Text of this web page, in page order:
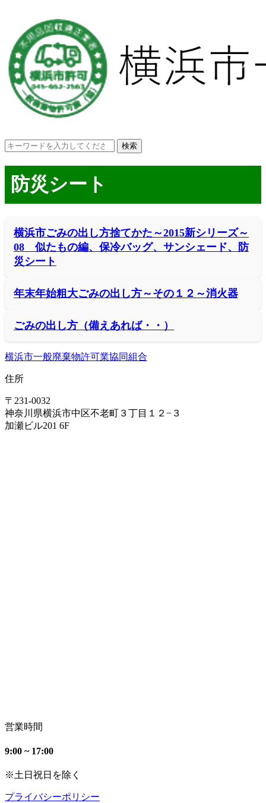
防災シート
横浜市ごみの出し方捨てかた～2015新シリーズ～
08 似たもの編、保冷バッグ、サンシェード、防
災シート
年末年始粗大ごみの出し方～その１２～消火器
ごみの出し方（備えあれば・・）
横浜市一般廃棄物許可業協同組合
住所
〒231-0032
神奈川県横浜市中区不老町３丁目１２−３
加瀬ビル201 6F
営業時間
9:00 ~ 17:00
※土日祝日を除く
プライバシーポリシー